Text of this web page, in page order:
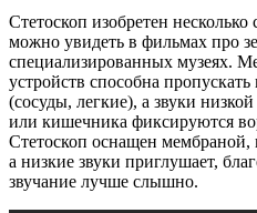
Стетоскоп изобретен несколько
можно увидеть в фильмах про
специализированных музеях.
устройств способна
(сосуды, легкие), а звуки
или кишечника фиксируются
Стетоскоп оснащен мембраной,
а низкие звуки приглушает,
звучание лучше слышно.